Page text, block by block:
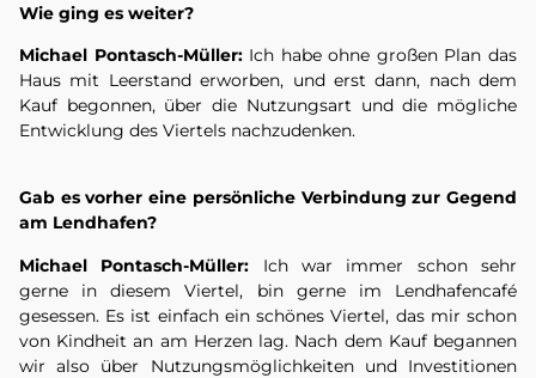
Wie ging es weiter?
Michael Pontasch-Müller:Ich habe ohne großen Plan das
Haus mit Leerstand erworben, und erst dann, nach dem
Kauf begonnen, über die Nutzungsart und die mögliche
Entwicklung des Viertels nachzudenken.
Gab es vorher eine persönliche Verbindung zur Gegend
am Lendhafen?
Michael Pontasch-Müller: Ich war immer schon sehr
gerne in diesem Viertel, bin gerne im Lendhafencafé
gesessen. Es ist einfach ein schönes Viertel, das mir schon
von Kindheit an am Herzen lag. Nach dem Kauf begannen
wir also über Nutzungsmöglichkeiten und Investitionen